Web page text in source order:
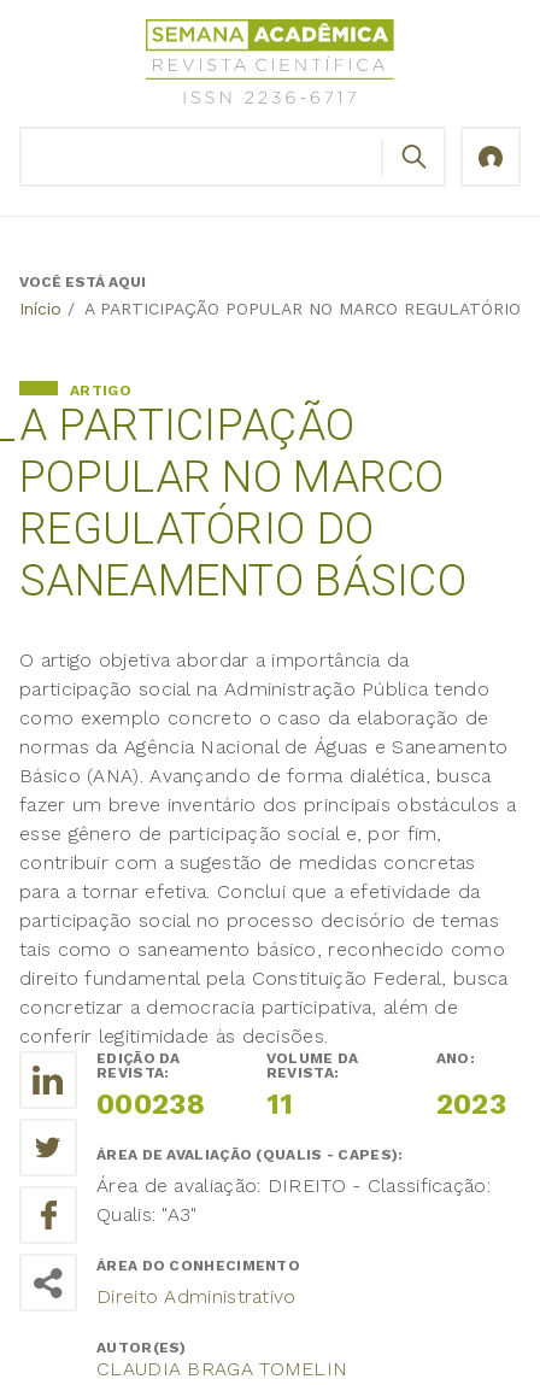
Revista
Científica
Semana
Back
VOCÊ ESTÁ AQUI
Início / A PARTICIPAÇÃO POPULAR NO MARCO REGULATÓRIO
A PARTICIPAÇÃO
POPULAR NO MARCO
REGULATÓRIO DO
SANEAMENTO BÁSICO
ARTIGO
O artigo objetiva abordar a importância da
participação social na Administração Pública tendo
como exemplo concreto o caso da elaboração de
normas da Agência Nacional de Águas e Saneamento
Básico (ANA). Avançando de forma dialética, busca
fazer um breve inventário dos principais obstáculos a
esse gênero de participação social e, por fim,
contribuir com a sugestão de medidas concretas
para a tornar efetiva. Conclui que a efetividade da
participação social no processo decisório de temas
tais como o saneamento básico, reconhecido como
direito fundamental pela Constituição Federal, busca
concretizar a democracia participativa, além de
conferir legitimidade às decisões.
EDIÇÃO DA
REVISTA:
000238
VOLUME DA
REVISTA:
11
ANO:
2023
ÁREA DE AVALIAÇÃO (QUALIS - CAPES):
Área de avaliação: DIREITO - Classificação:
Qualis: "A3"
ÁREA DO CONHECIMENTO
Direito Administrativo
AUTOR(ES)
CLAUDIA BRAGA TOMELIN